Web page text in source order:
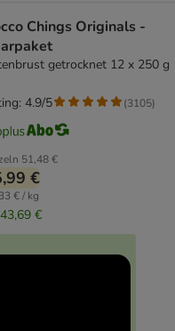
Chings Originals -
getrocknet 12 x 250 g
51,48 €
€
€ / kg
43,69 €
4.9/5 (3105)